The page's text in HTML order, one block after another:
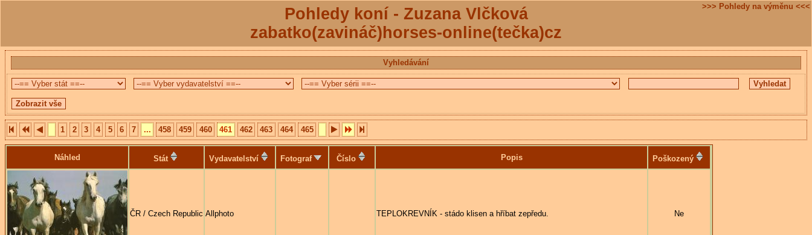
Pohledy koní - Zuzana Vlčková
zabatko(zavináč)horses-online(tečka)cz
>>> Pohledy na výměnu <<<
Vyhledávání
1 2 3 4 5 6 7 ... 458 459 460 461 462 463 464 465
Náhled Stát Vydavatelství Fotograf Číslo Popis Poškozený
ČR / Czech Republic Allphoto TEPLOKREVNÍK - stádo klisen a hříbat zepředu. Ne